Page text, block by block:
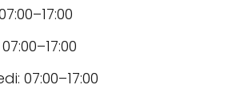
07:00–17:00